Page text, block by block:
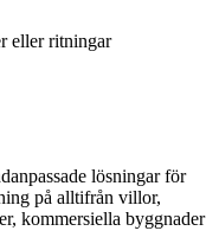
eller ritningar
lösningar för
på alltifrån villor,
kommersiella byggnader